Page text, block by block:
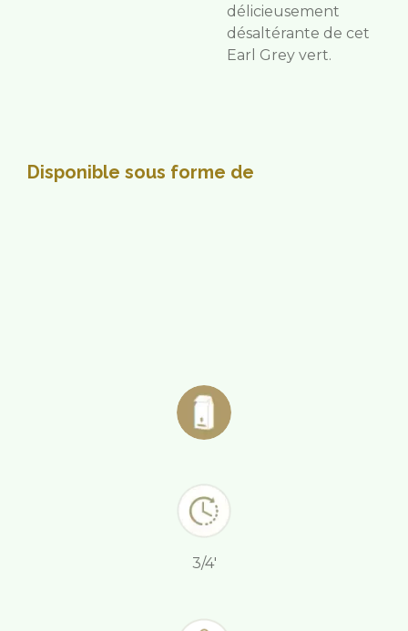
délicieusement
désaltérante de cet
Earl Grey vert.
Disponible sous forme de
3/4'